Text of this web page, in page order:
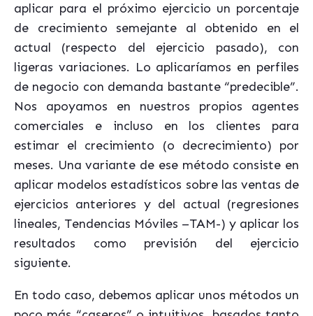
aplicar para el próximo ejercicio un porcentaje
de crecimiento semejante al obtenido en el
actual (respecto del ejercicio pasado), con
ligeras variaciones. Lo aplicaríamos en perfiles
de negocio con demanda bastante “predecible”.
Nos apoyamos en nuestros propios agentes
comerciales e incluso en los clientes para
estimar el crecimiento (o decrecimiento) por
meses. Una variante de ese método consiste en
aplicar modelos estadísticos sobre las ventas de
ejercicios anteriores y del actual (regresiones
lineales, Tendencias Móviles –TAM-) y aplicar los
resultados como previsión del ejercicio
siguiente.
En todo caso, debemos aplicar unos métodos un